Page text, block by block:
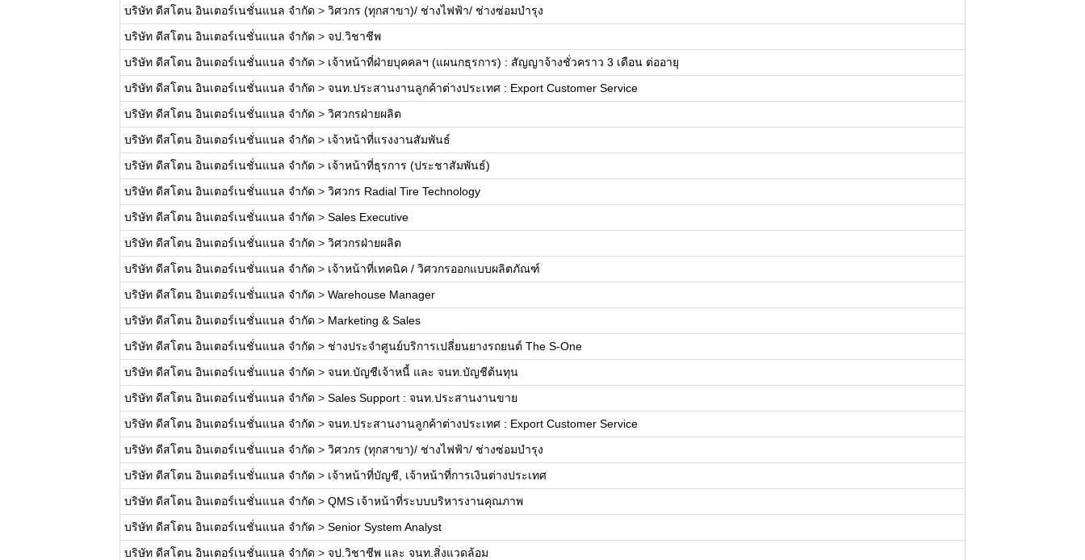
บริษัท ดีสโตน อินเตอร์เนชั่นแนล จำกัด > วิศวกร (ทุกสาขา)/ ช่างไฟฟ้า/ ช่างซ่อมบำรุง
บริษัท ดีสโตน อินเตอร์เนชั่นแนล จำกัด > จป.วิชาชีพ
บริษัท ดีสโตน อินเตอร์เนชั่นแนล จำกัด > เจ้าหน้าที่ฝ่ายบุคคลฯ (แผนกธุรการ) : สัญญาจ้างชั่วคราว 3 เดือน ต่ออายุ
บริษัท ดีสโตน อินเตอร์เนชั่นแนล จำกัด > จนท.ประสานงานลูกค้าต่างประเทศ : Export Customer Service
บริษัท ดีสโตน อินเตอร์เนชั่นแนล จำกัด > วิศวกรฝ่ายผลิต
บริษัท ดีสโตน อินเตอร์เนชั่นแนล จำกัด > เจ้าหน้าที่แรงงานสัมพันธ์
บริษัท ดีสโตน อินเตอร์เนชั่นแนล จำกัด > เจ้าหน้าที่ธุรการ (ประชาสัมพันธ์)
บริษัท ดีสโตน อินเตอร์เนชั่นแนล จำกัด > วิศวกร Radial Tire Technology
บริษัท ดีสโตน อินเตอร์เนชั่นแนล จำกัด > Sales Executive
บริษัท ดีสโตน อินเตอร์เนชั่นแนล จำกัด > วิศวกรฝ่ายผลิต
บริษัท ดีสโตน อินเตอร์เนชั่นแนล จำกัด > เจ้าหน้าที่เทคนิค / วิศวกรออกแบบผลิตภัณฑ์
บริษัท ดีสโตน อินเตอร์เนชั่นแนล จำกัด > Warehouse Manager
บริษัท ดีสโตน อินเตอร์เนชั่นแนล จำกัด > Marketing & Sales
บริษัท ดีสโตน อินเตอร์เนชั่นแนล จำกัด > ช่างประจำศูนย์บริการเปลี่ยนยางรถยนต์ The S-One
บริษัท ดีสโตน อินเตอร์เนชั่นแนล จำกัด > จนท.บัญชีเจ้าหนี้ และ จนท.บัญชีต้นทุน
บริษัท ดีสโตน อินเตอร์เนชั่นแนล จำกัด > Sales Support : จนท.ประสานงานขาย
บริษัท ดีสโตน อินเตอร์เนชั่นแนล จำกัด > จนท.ประสานงานลูกค้าต่างประเทศ : Export Customer Service
บริษัท ดีสโตน อินเตอร์เนชั่นแนล จำกัด > วิศวกร (ทุกสาขา)/ ช่างไฟฟ้า/ ช่างซ่อมบำรุง
บริษัท ดีสโตน อินเตอร์เนชั่นแนล จำกัด > เจ้าหน้าที่บัญชี, เจ้าหน้าที่การเงินต่างประเทศ
บริษัท ดีสโตน อินเตอร์เนชั่นแนล จำกัด > QMS เจ้าหน้าที่ระบบบริหารงานคุณภาพ
บริษัท ดีสโตน อินเตอร์เนชั่นแนล จำกัด > Senior System Analyst
บริษัท ดีสโตน อินเตอร์เนชั่นแนล จำกัด > จป.วิชาชีพ และ จนท.สิ่งแวดล้อม